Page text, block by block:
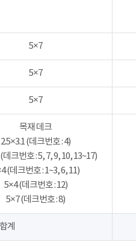
5×7
5×7
5×7
목재 데크
2.5×3.1 (데크번호 : 4)
데크번호 : 5, 7, 9, 10, 13~17)
(데크번호 : 1~3, 6, 11)
5×4 (데크번호 : 12)
5×7 (데크번호 : 8)
합계